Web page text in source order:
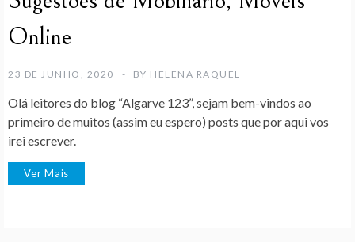
Online
23 DE JUNHO, 2020 BY HELENA RAQUEL
Olá leitores do blog “Algarve 123”, sejam bem-vindos ao
primeiro de muitos (assim eu espero) posts que por aqui vos
irei escrever.
Ver Mais